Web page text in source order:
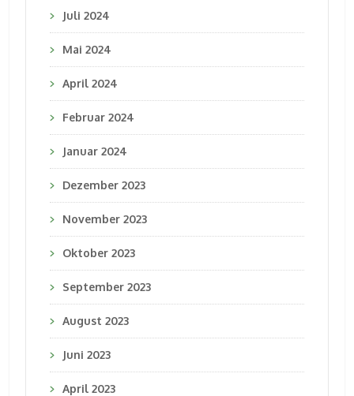
Juli 2024
Mai 2024
April 2024
Februar 2024
Januar 2024
Dezember 2023
November 2023
Oktober 2023
September 2023
August 2023
Juni 2023
April 2023